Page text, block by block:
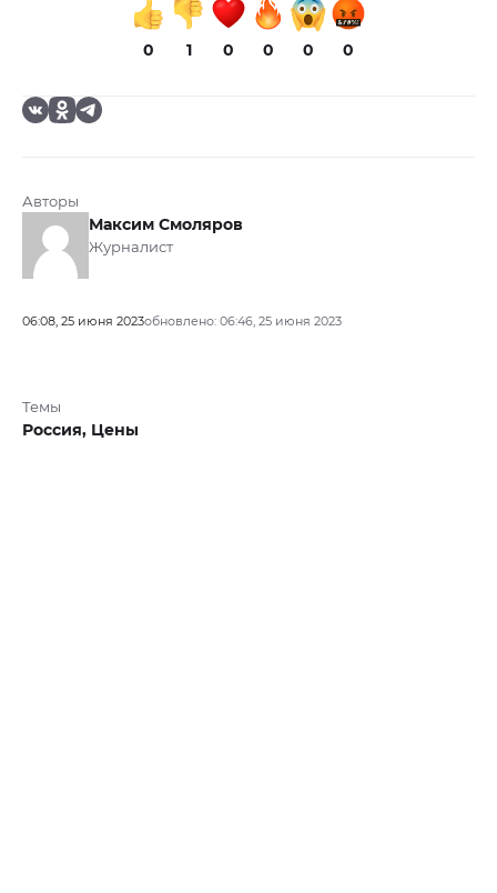
0 1 0 0 0 0
Авторы
Максим Смоляров
Журналист
06:08, 25 июня 2023обновлено: 06:46, 25 июня 2023
Темы
Россия, Цены